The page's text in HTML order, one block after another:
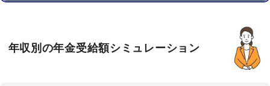
年収別の年金受給額シミュレーション